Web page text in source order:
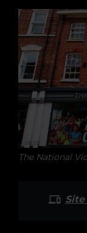
The National